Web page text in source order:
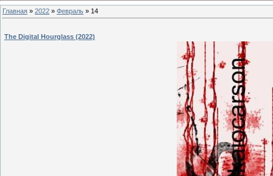
Главная » 2022 » Февраль » 14
The Digital Hourglass (2022)